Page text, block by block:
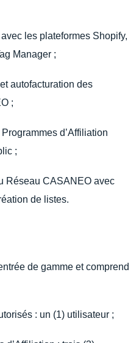
les plateformes Shopify,
Manager ;
autofacturation des
;
d’Affiliation
;
Réseau CASANEO avec
de listes.
de gamme et comprend
: un (1) utilisateur ;